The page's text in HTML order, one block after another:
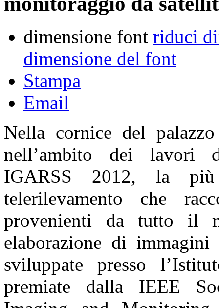
dimensione font riduci
dimensione del font
Stampa
Email
Nella cornice del
nell’ambito dei lavori
IGARSS 2012, la
telerilevamento che
provenienti da tutto il
elaborazione di
sviluppate presso
premiate dalla IEEE